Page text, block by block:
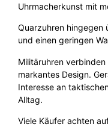
Uhrmacherkunst mit
Quarzuhren hingegen
und einen geringen
Militäruhren
markantes Design.
Interesse an
Alltag.
Viele Käufer achten